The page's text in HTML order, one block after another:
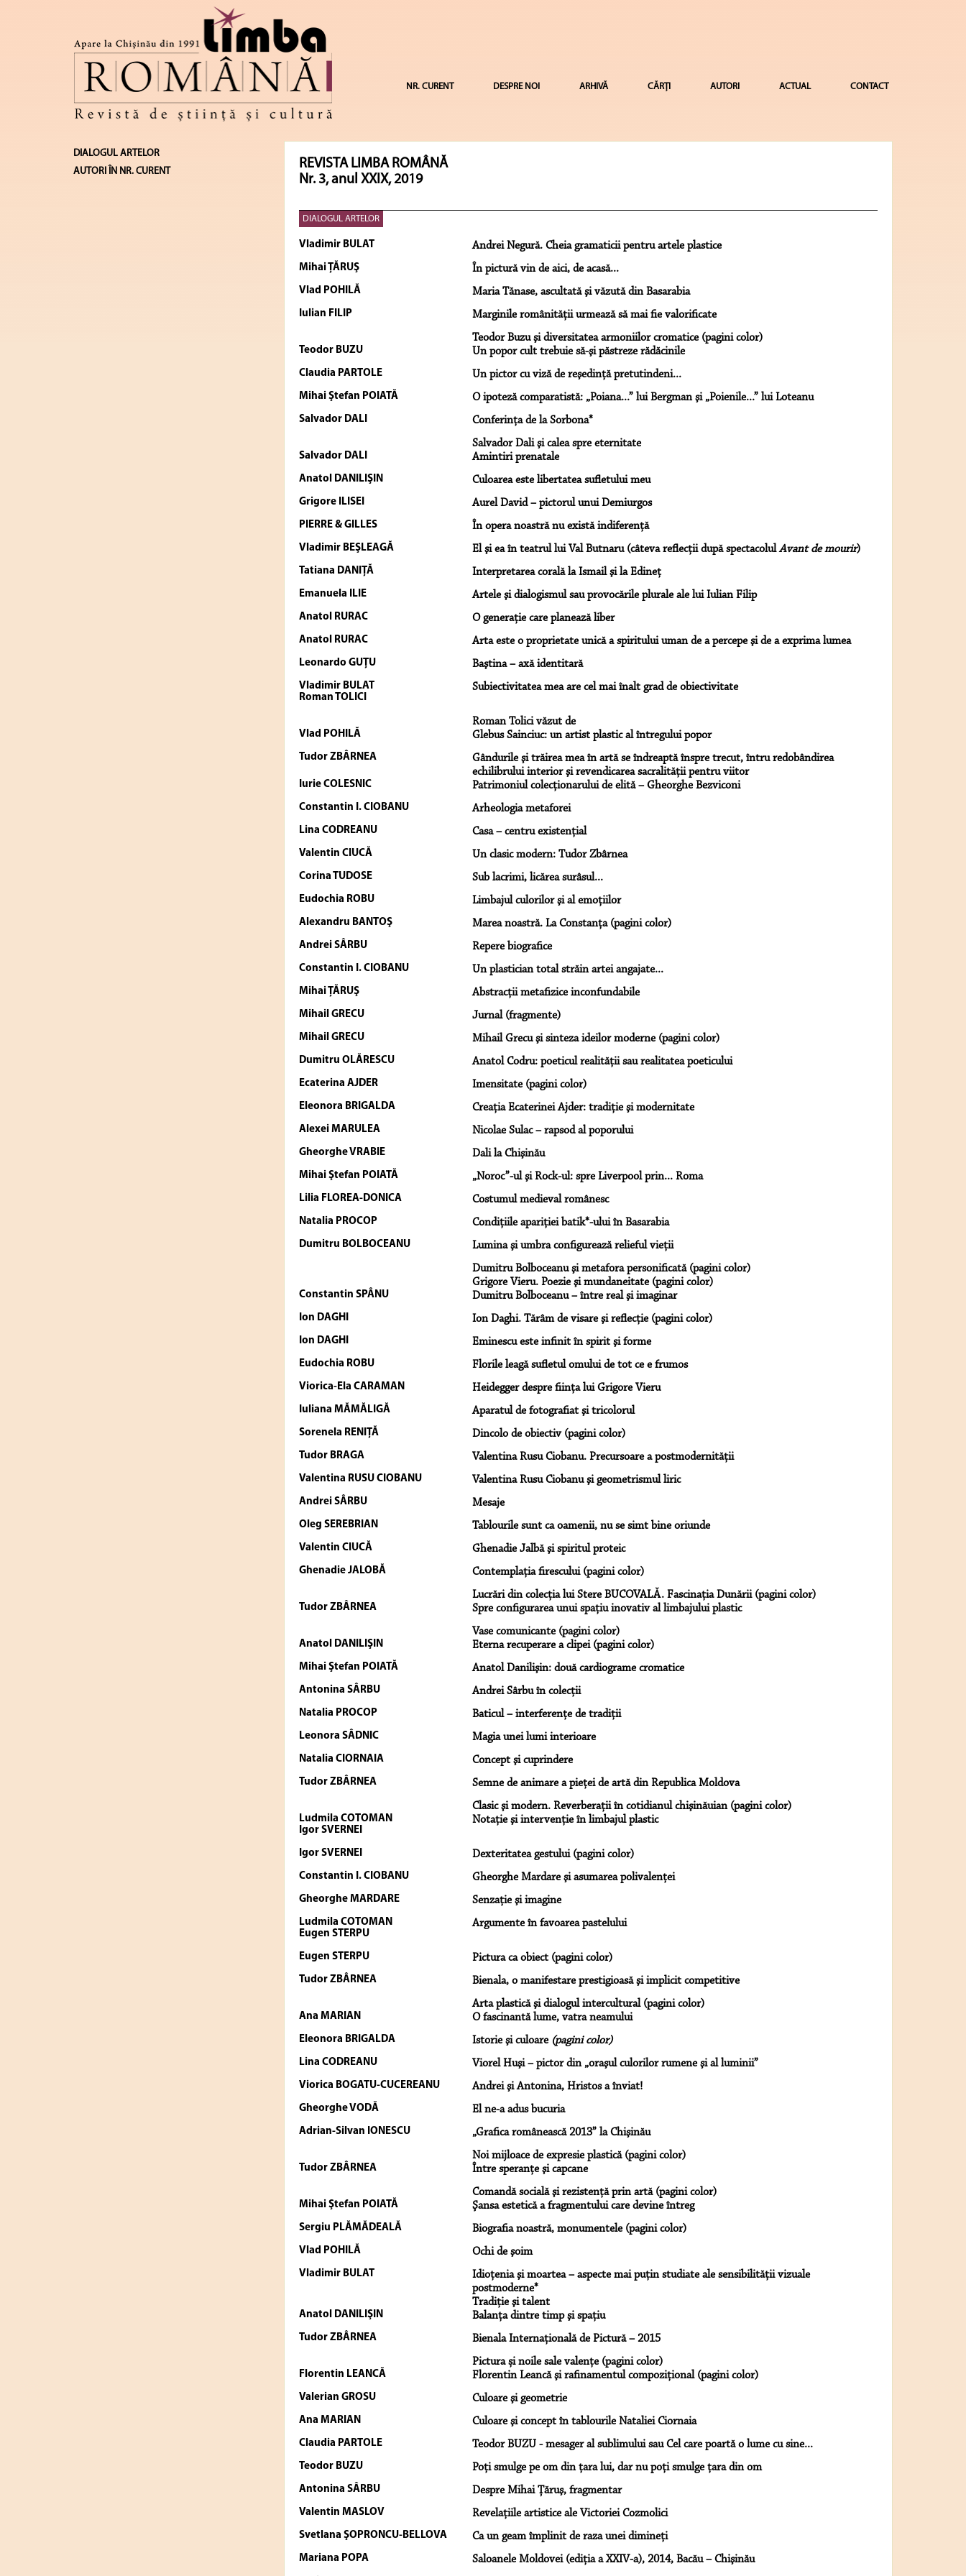
NR. CURENT DESPRE NOI ARHIVĂ CĂRȚI AUTORI ACTUAL CONTACT
DIALOGUL ARTELOR
AUTORI ÎN NR. CURENT
REVISTA LIMBA ROMÂNĂ
Nr. 3, anul XXIX, 2019
DIALOGUL ARTELOR
Vladimir BULAT Andrei Negură. Cheia gramaticii pentru artele plastice
Mihai ŢĂRUŞ În pictură vin de aici, de acasă...
Vlad POHILĂ Maria Tănase, ascultată şi văzută din Basarabia
Iulian FILIP
Marginile românităţii urmează să mai fie valorificate
Teodor Buzu şi diversitatea armoniilor cromatice (pagini color)
Teodor BUZU Un popor cult trebuie să-şi păstreze rădăcinile
Claudia PARTOLE Un pictor cu viză de reşedinţă pretutindeni...
Mihai Ştefan POIATĂ O ipoteză comparatistă: „Poiana...” lui Bergman şi „Poienile...” lui Loteanu
Salvador DALI
Conferinţa de la Sorbona*
Salvador Dali şi calea spre eternitate
Salvador DALI Amintiri prenatale
Anatol DANILIŞIN Culoarea este libertatea sufletului meu
Grigore ILISEI Aurel David – pictorul unui Demiurgos
PIERRE & GILLES În opera noastră nu există indiferenţă
Vladimir BEŞLEAGĂ El şi ea în teatrul lui Val Butnaru (câteva reflecţii după spectacolulAvant de mourir)
Tatiana DANIŢĂ Interpretarea corală la Ismail şi la Edineţ
Emanuela ILIE Artele şi dialogismul sau provocările plurale ale lui Iulian Filip
Anatol RURAC O generaţie care planează liber
Anatol RURAC Arta este o proprietate unică a spiritului uman de a percepe şi de a exprima lumea
Leonardo GUŢU Baştina – axă identitară
Vladimir BULAT
Roman TOLICI
Subiectivitatea mea are cel mai înalt grad de obiectivitate
Roman Tolici văzut de
Vlad POHILĂ Glebus Sainciuc: un artist plastic al întregului popor
Tudor ZBÂRNEA
Gândurile şi trăirea mea în artă se îndreaptă înspre trecut, întru redobândirea
echilibrului interior şi revendicarea sacralităţii pentru viitor
Iurie COLESNIC Patrimoniul colecţionarului de elită – Gheorghe Bezviconi
Constantin I. CIOBANU Arheologia metaforei
Lina CODREANU Casa – centru existenţial
Valentin CIUCĂ Un clasic modern: Tudor Zbârnea
Corina TUDOSE Sub lacrimi, licărea surâsul...
Eudochia ROBU Limbajul culorilor şi al emoţiilor
Alexandru BANTOŞ Marea noastră. La Constanţa (pagini color)
Andrei SÂRBU Repere biografice
Constantin I. CIOBANU Un plastician total străin artei angajate...
Mihai ŢĂRUŞ Abstracţii metafizice inconfundabile
Mihail GRECU Jurnal (fragmente)
Mihail GRECU Mihail Grecu şi sinteza ideilor moderne (pagini color)
Dumitru OLĂRESCU Anatol Codru: poeticul realităţii sau realitatea poeticului
Ecaterina AJDER Imensitate (pagini color)
Eleonora BRIGALDA Creaţia Ecaterinei Ajder: tradiţie şi modernitate
Alexei MARULEA Nicolae Sulac – rapsod al poporului
Gheorghe VRABIE Dali la Chişinău
Mihai Ştefan POIATĂ „Noroc”-ul şi Rock-ul: spre Liverpool prin... Roma
Lilia FLOREA-DONICA Costumul medieval românesc
Natalia PROCOP Condiţiile apariţiei batik*-ului în Basarabia
Dumitru BOLBOCEANU
Lumina şi umbra configurează relieful vieţii
Dumitru Bolboceanu şi metafora personificată (pagini color)
Grigore Vieru. Poezie şi mundaneitate (pagini color)
Constantin SPÂNU Dumitru Bolboceanu – între real şi imaginar
Ion DAGHI Ion Daghi. Tărâm de visare şi reflecţie (pagini color)
Ion DAGHI Eminescu este infinit în spirit şi forme
Eudochia ROBU Florile leagă sufletul omului de tot ce e frumos
Viorica-Ela CARAMAN Heidegger despre fiinţa lui Grigore Vieru
Iuliana MĂMĂLIGĂ Aparatul de fotografiat şi tricolorul
Sorenela RENIŢĂ Dincolo de obiectiv (pagini color)
Tudor BRAGA Valentina Rusu Ciobanu. Precursoare a postmodernităţii
Valentina RUSU CIOBANU Valentina Rusu Ciobanu şi geometrismul liric
Andrei SÂRBU Mesaje
Oleg SEREBRIAN Tablourile sunt ca oamenii, nu se simt bine oriunde
Valentin CIUCĂ Ghenadie Jalbă şi spiritul proteic
Ghenadie JALOBĂ
Contemplaţia firescului (pagini color)
Lucrări din colecţia lui Stere BUCOVALĂ. Fascinaţia Dunării (pagini color)
Tudor ZBÂRNEA
Spre configurarea unui spaţiu inovativ al limbajului plastic
Vase comunicante (pagini color)
Anatol DANILIŞIN Eterna recuperare a clipei (pagini color)
Mihai Ştefan POIATĂ Anatol Danilişin: două cardiograme cromatice
Antonina SÂRBU Andrei Sârbu în colecții
Natalia PROCOP Baticul – interferenţe de tradiţii
Leonora SÂDNIC Magia unei lumi interioare
Natalia CIORNAIA Concept şi cuprindere
Tudor ZBÂRNEA
Semne de animare a pieţei de artă din Republica Moldova
Clasic şi modern. Reverberaţii în cotidianul chişinăuian (pagini color)
Ludmila COTOMAN
Igor SVERNEI
Notaţie şi intervenţie în limbajul plastic
Igor SVERNEI Dexteritatea gestului (pagini color)
Constantin I. CIOBANU Gheorghe Mardare şi asumarea polivalenţei
Gheorghe MARDARE Senzaţie şi imagine
Ludmila COTOMAN
Eugen STERPU
Argumente în favoarea pastelului
Eugen STERPU Pictura ca obiect (pagini color)
Tudor ZBÂRNEA
Bienala, o manifestare prestigioasă şi implicit competitive
Arta plastică şi dialogul intercultural (pagini color)
Ana MARIAN O fascinantă lume, vatra neamului
Eleonora BRIGALDA Istorie şi culoare (pagini color)
Lina CODREANU Viorel Huşi – pictor din „oraşul culorilor rumene şi al luminii”
Viorica BOGATU-CUCEREANU Andrei şi Antonina, Hristos a înviat!
Gheorghe VODĂ El ne-a adus bucuria
Adrian-Silvan IONESCU
„Grafica românească 2013” la Chişinău
Noi mijloace de expresie plastică (pagini color)
Tudor ZBÂRNEA
Între speranţe şi capcane
Comandă socială şi rezistenţă prin artă (pagini color)
Mihai Ştefan POIATĂ Şansa estetică a fragmentului care devine întreg
Sergiu PLĂMĂDEALĂ Biografia noastră, monumentele (pagini color)
Vlad POHILĂ Ochi de şoim
Vladimir BULAT
Idioţenia şi moartea – aspecte mai puţin studiate ale sensibilităţii vizuale
postmoderne*
Tradiţie şi talent
Anatol DANILIŞIN Balanţa dintre timp şi spaţiu
Tudor ZBÂRNEA
Bienala Internaţională de Pictură – 2015
Pictura și noile sale valențe (pagini color)
Florentin LEANCĂ Florentin Leancă şi rafinamentul compoziţional (pagini color)
Valerian GROSU Culoare şi geometrie
Ana MARIAN Culoare şi concept în tablourile Nataliei Ciornaia
Claudia PARTOLE Teodor BUZU - mesager al sublimului sau Cel care poartă o lume cu sine...
Teodor BUZU Poți smulge pe om din țara lui, dar nu poți smulge țara din om
Antonina SÂRBU Despre Mihai Ţăruş, fragmentar
Valentin MASLOV Revelațiile artistice ale Victoriei Cozmolici
Svetlana ŞOPRONCU-BELLOVA Ca un geam împlinit de raza unei dimineţi
Mariana POPA Saloanele Moldovei (ediţia a XXIV-a), 2014, Bacău – Chişinău